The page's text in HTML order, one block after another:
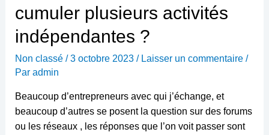
cumuler plusieurs activités
indépendantes ?
Non classé/3 octobre 2023 / Laisser un commentaire /
Par admin
Beaucoup d’entrepreneurs avec qui j’échange, et
beaucoup d’autres se posent la question sur des forums
ou les réseaux , les réponses que l’on voit passer sont